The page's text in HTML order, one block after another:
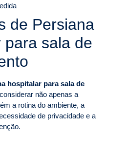
de Persiana
para sala de
hospitalar para sala de
não apenas a
a rotina do ambiente, a
de privacidade e a